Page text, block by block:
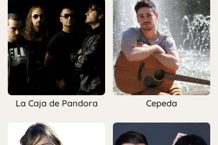
La Caja de Pandora Cepeda